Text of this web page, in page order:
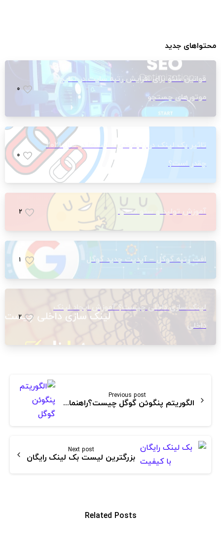
محتواهای جدید
قوانین سئو برای افزایش رتبه سایت در نتایج
موتورهای جستجو
0
تاثیر بک لینک‌ در رتبه‌بندی سایت‌ها در سال 2021
چقدر است؟
0
آموزش تولید و سئو محتوا 2
افت رتبه گوگل – آپدیت جدید گوگل 1
لینک سازی داخلی چیست؟ آموزش ایجاد لینک
داخلی
2
Reading
Previous post
الگوریتم پنگوئن گوگل چیست؟راهنمای جامع الگوریتم پنگوئن
Next post
بزرگترین لیست بک لینک رایگان
Related Posts